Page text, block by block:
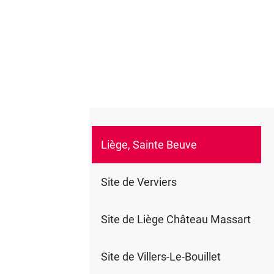
Liège, Sainte Beuve
Site de Verviers
Site de Liège Château Massart
Site de Villers-Le-Bouillet